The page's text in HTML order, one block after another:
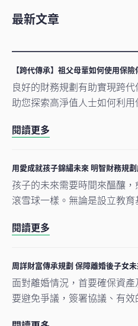
最新文章
【跨代傳承】祖父母輩如何使用保險
良好的財務規劃有助實現跨
助您探索高淨值人士如何利
閱讀更多
用愛成就孩子錦繡未來 明智財務規
孩子的未來需要時間來醞釀
滾雪球一樣。無論是設立教
閱讀更多
周詳財富傳承規劃 保障離婚後子女
面對離婚情況，首要確保資
要避免爭議，簽署協議、有